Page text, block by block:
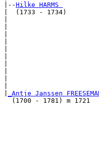
|--Hilke HARMS
|  (1733 - 1734)
|
_Antje Janssen
(1700 - 1781) m 1721